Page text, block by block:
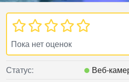
Пока нет оценок
Статус: